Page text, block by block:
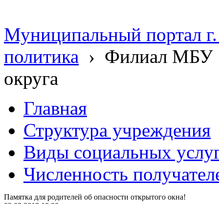
Муниципальный портал
политика › Филиал МБУ
округа
Главная
Структура учреждения
Виды социальных
Численность
Памятка для родителей об опасности открытого окна!